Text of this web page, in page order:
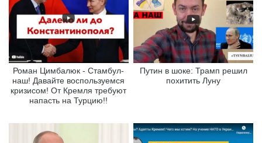
Роман Цимбалюк - Стамбул-
наш! Давайте воспользуемся
кризисом! От Кремля требуют
напасть на Турцию!!
Путин в шоке: Трамп решил
похитить Луну